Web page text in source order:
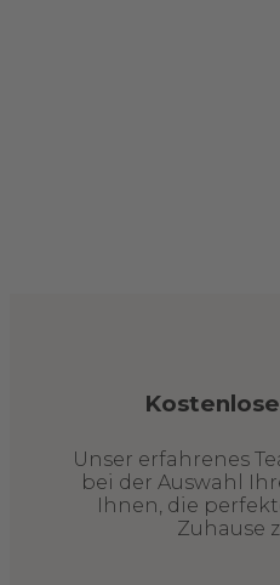
Unser erfahrenes
bei der Auswahl
Ihnen, die
Zuhause